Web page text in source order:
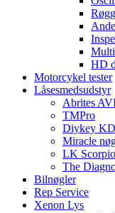
HD
Motorcykel tester
Låsesmedsudstyr
Abrites
TMPro
Diykey
Miracle
LK
The
Bilnøgler
Rep Service
Xenon Lys